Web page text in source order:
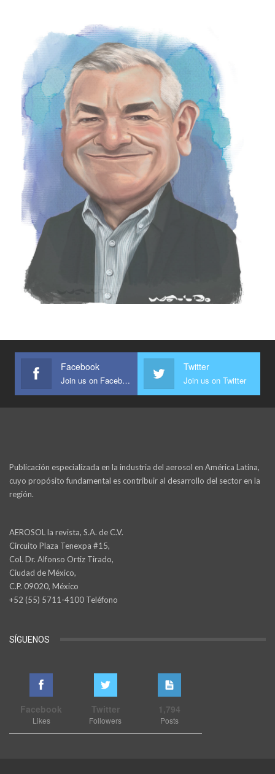
Facebook
Join us on Facebook
Twitter
Join us on Twitter
Publicación especializada en la industria del aerosol en América Latina,
cuyo propósito fundamental es contribuir al desarrollo del sector en la
región.
AEROSOL la revista, S.A. de C.V.
Circuito Plaza Tenexpa #15,
Col. Dr. Alfonso Ortiz Tirado,
Ciudad de México,
C.P. 09020, México
+52 (55) 5711-4100 Teléfono
SÍGUENOS
Facebook
Likes
Twitter
Followers
1,794
Posts